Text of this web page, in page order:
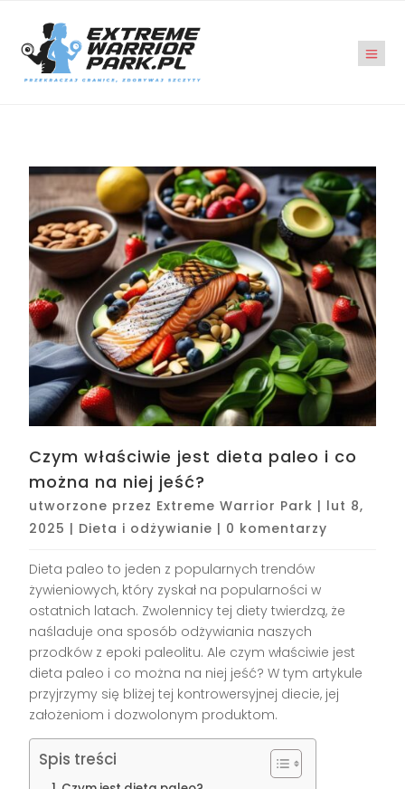
Czym właściwie jest dieta paleo i co
można na niej jeść?
utworzone przez Extreme Warrior Park | lut 8,
2025 | Dieta i odżywianie | 0 komentarzy
Dieta paleo to jeden z popularnych trendów
żywieniowych, który zyskał na popularności w
ostatnich latach. Zwolennicy tej diety twierdzą, że
naśladuje ona sposób odżywiania naszych
przodków z epoki paleolitu. Ale czym właściwie jest
dieta paleo i co można na niej jeść? W tym artykule
przyjrzymy się bliżej tej kontrowersyjnej diecie, jej
założeniom i dozwolonym produktom.
Spis treści